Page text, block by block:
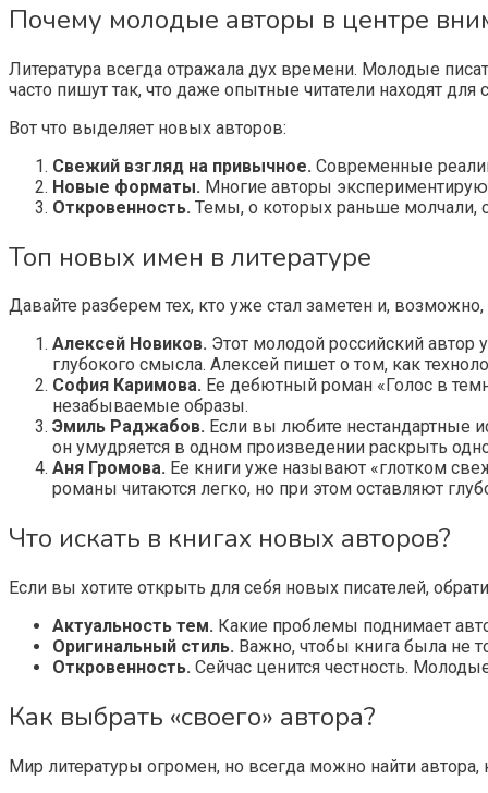
Почему молодые авторы в центре
Литература всегда отражала дух времени. Молодые
часто пишут так, что даже опытные читатели находят
Вот что выделяет новых авторов:
Свежий взгляд на привычное. Современные
Новые форматы. Многие авторы
Откровенность. Темы, о которых раньше молчали,
Топ новых имен в литературе
Давайте разберем тех, кто уже стал заметен и, возможно,
Алексей Новиков. Этот молодой российский
глубокого смысла. Алексей пишет о том, как
София Каримова. Ее дебютный роман «Голос в
незабываемые образы.
Эмиль Раджабов. Если вы любите нестандартные
он умудряется в одном произведении раскрыть
Аня Громова. Ее книги уже называют «глотком
романы читаются легко, но при этом оставляют
Что искать в книгах новых авторов?
Если вы хотите открыть для себя новых писателей,
Актуальность тем. Какие проблемы поднимает
Оригинальный стиль. Важно, чтобы книга была не
Откровенность. Сейчас ценится честность.
Как выбрать «своего» автора?
Мир литературы огромен, но всегда можно найти